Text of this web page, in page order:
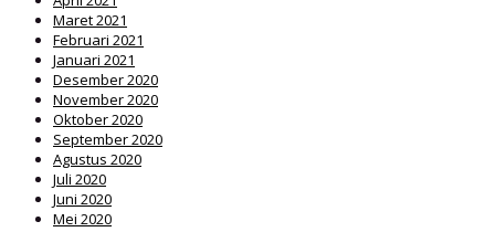
Maret 2021
Februari 2021
Januari 2021
Desember 2020
November 2020
Oktober 2020
September 2020
Agustus 2020
Juli 2020
Juni 2020
Mei 2020